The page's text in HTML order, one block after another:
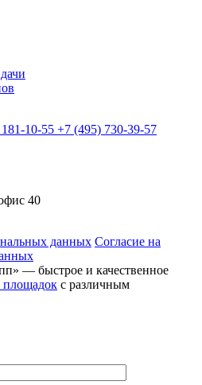
10-55 +7 (495) 730-39-57
40
данных Согласие на
— быстрое и качественное
площадок с различным